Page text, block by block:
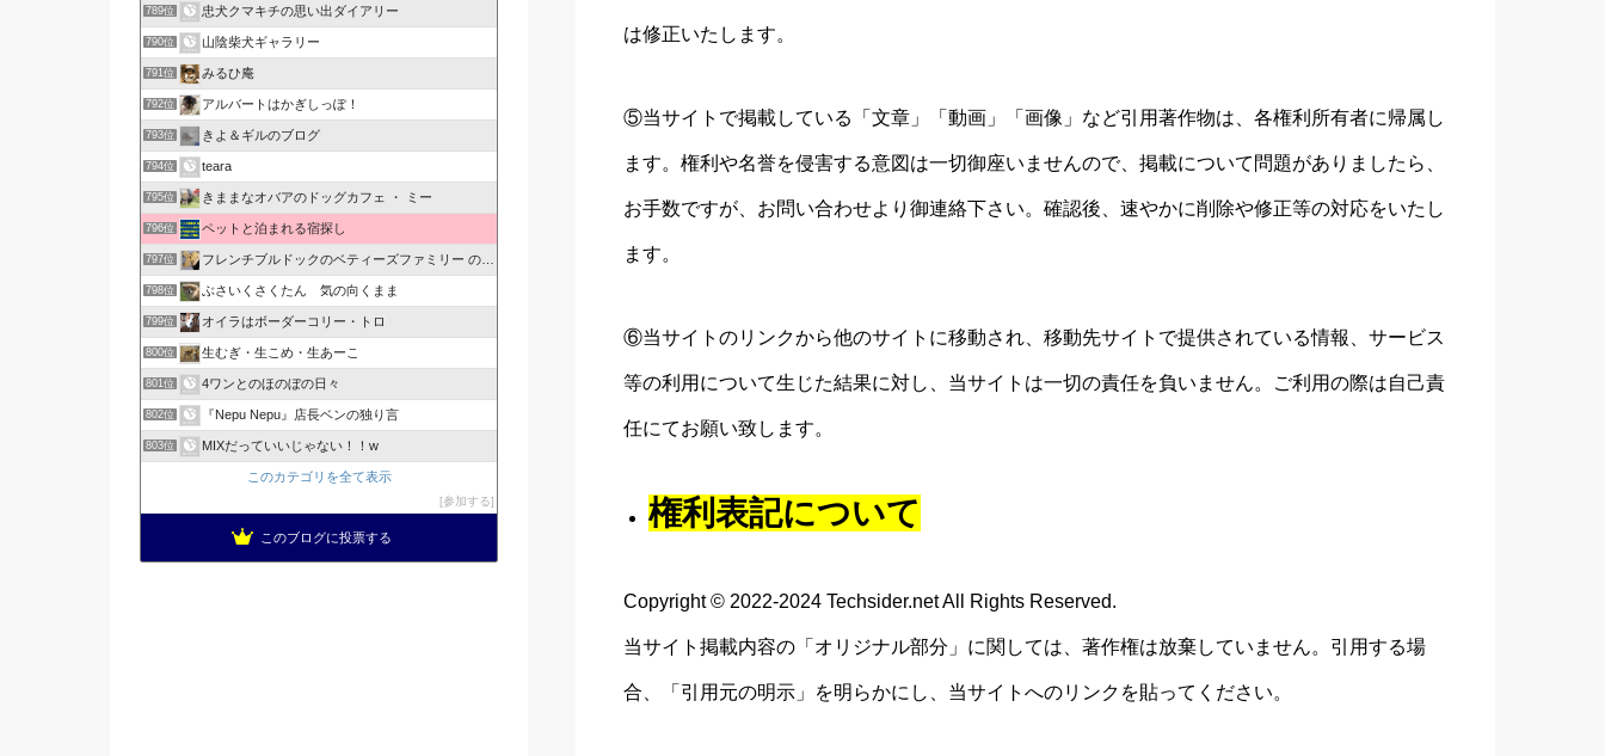
は修正いたします。
⑤当サイトで掲載している「文章」「動画」「画像」など引用著作物は、各権利所有者に帰属し
ます。権利や名誉を侵害する意図は一切御座いませんので、掲載について問題がありましたら、
お手数ですが、お問い合わせより御連絡下さい。確認後、速やかに削除や修正等の対応をいたし
ます。
⑥当サイトのリンクから他のサイトに移動され、移動先サイトで提供されている情報、サービス
等の利用について生じた結果に対し、当サイトは一切の責任を負いません。ご利用の際は自己責
任にてお願い致します。
権利表記について
Copyright © 2022-2024 Techsider.net All Rights Reserved.
当サイト掲載内容の「オリジナル部分」に関しては、著作権は放棄していません。引用する場
合、「引用元の明示」を明らかにし、当サイトへのリンクを貼ってください。
789位 忠犬クマキチの思い出ダイアリー
790位 山陰柴犬ギャラリー
791位 みるひ庵
792位 アルバートはかぎしっぽ！
793位 きよ＆ギルのブログ
794位 teara
795位 きままなオバアのドッグカフェ ・ ミー
796位 ペットと泊まれる宿探し
797位 フレンチブルドックのベティーズファミリー の生活
798位 ぶさいくさくたん 気の向くまま
799位 オイラはボーダーコリー・トロ
800位 生むぎ・生こめ・生あーこ
801位 4ワンとのほのぼの日々
802位 『Nepu Nepu』店長ベンの独り言
803位 MIXだっていいじゃない！！w
このカテゴリを全て表示
参加する
このブログに投票する